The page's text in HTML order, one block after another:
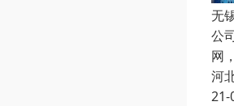
无
公
网
河
21-